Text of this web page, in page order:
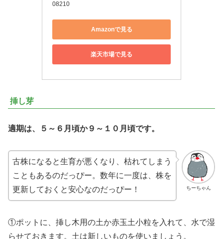
08210
Amazonで見る
楽天市場で見る
挿し芽
適期は、５～６月頃か９～１０月頃です。
ちーちゃん
古株になると生育が悪くなり、枯れてしまう
こともあるのだっぴー。数年に一度は、株を
更新しておくと安心なのだっぴー！
①ポットに、挿し木用の土か赤玉土小粒を入れて、水で湿
らせておきます。土は新しいものを使いましょう。